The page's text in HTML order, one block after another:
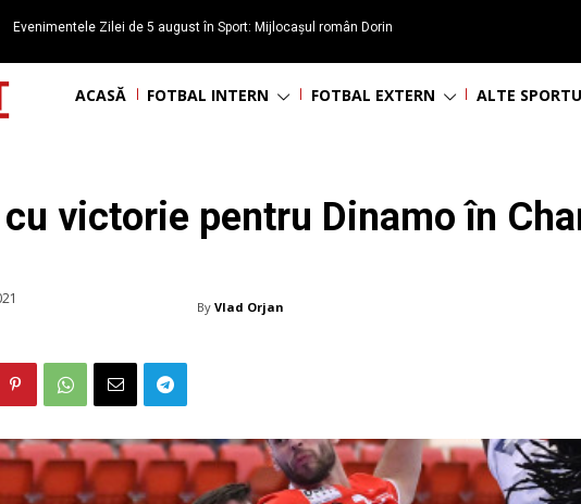
Evenimentele Zilei de 5 august în Sport: Mijlocașul român Dorin
ACASĂ FOTBAL INTERN FOTBAL EXTERN ALTE
victorie pentru Dinamo în
By Vlad Orjan